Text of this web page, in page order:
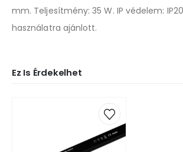
mm. Teljesítmény: 35 W. IP védelem:
használatra ajánlott.
Ez Is Érdekelhet